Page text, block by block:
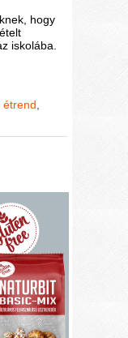
hogy
iskolába.
étrend,